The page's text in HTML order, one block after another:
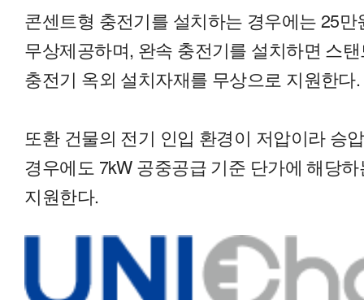
콘센트형 충전기를 설치하는 경우에는 25
무상제공하며, 완속 충전기를 설치하면 스
충전기 옥외 설치자재를 무상으로 지원한다.
또환 건물의 전기 인입 환경이 저압이라 승
경우에도 7kW 공중공급 기준 단가에 해당
지원한다.